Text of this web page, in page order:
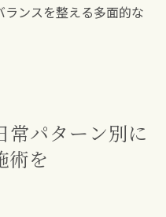
ンスを整える多面的な
常パターン別に
術を